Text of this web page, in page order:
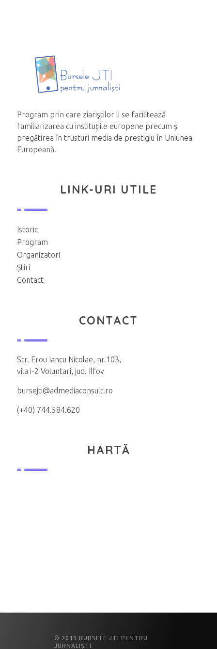
Program prin care ziariştilor li se facilitează
familiarizarea cu instituțiile europene precum și
pregătirea în trusturi media de prestigiu în Uniunea
Europeană.
LINK-URI UTILE
Istoric
Program
Organizatori
Știri
Contact
CONTACT
Str. Erou Iancu Nicolae, nr.103,
vila i-2 Voluntari, jud. Ilfov
bursejti@admediaconsult.ro
(+40) 744.584.620
HARTĂ
© 2019 BURSELE JTI PENTRU
JURNALIȘTI